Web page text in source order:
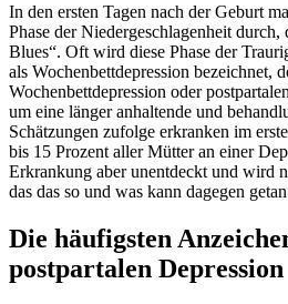
In den ersten Tagen nach der Geburt
Phase der Niedergeschlagenheit durch,
Blues“. Oft wird diese Phase der
als Wochenbettdepression bezeichnet,
Wochenbettdepression oder
um eine länger anhaltende und
Schätzungen zufolge erkranken im
bis 15 Prozent aller Mütter an einer
Erkrankung aber unentdeckt und wird
das das so und was kann dagegen
Die häufigsten
postpartalen Depression